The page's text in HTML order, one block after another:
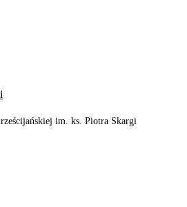
im. ks. Piotra Skargi